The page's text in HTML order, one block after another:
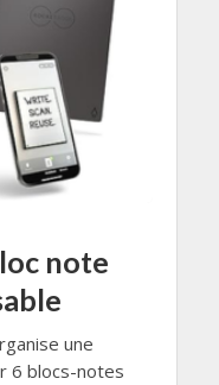
note
une
6 blocs-notes